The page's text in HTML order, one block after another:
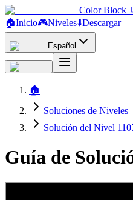
Color Block
🏠Inicio🎮Niveles⬇️Descargar
Español
🏠
Soluciones de Niveles
Solución del Nivel
Guía de